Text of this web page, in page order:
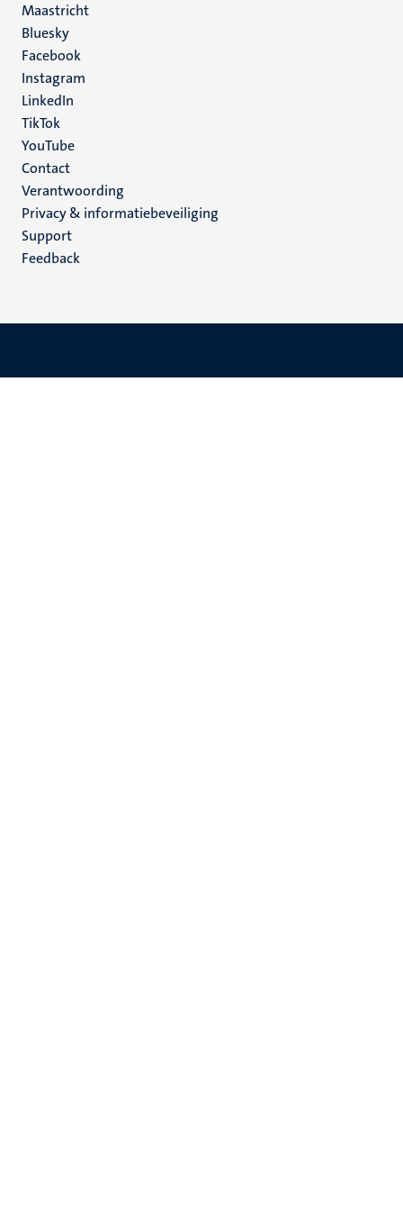
Maastricht
Social
media
Bluesky
Facebook
Instagram
LinkedIn
TikTok
YouTube
Menu
footer
(NL)
Contact
Verantwoording
Privacy & informatiebeveiliging
Support
Feedback